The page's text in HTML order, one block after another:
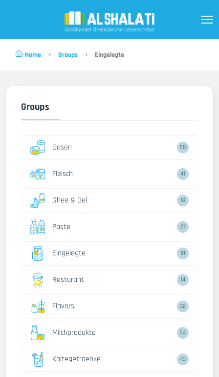
Home Groups Eingelegte
Groups
Dosen 50
Fleisch 41
Ghee & Oel 18
Paste 27
Eingelegte 91
Resturant 14
Flavors 32
Milchprodukte 24
Kaltegetraenke 43